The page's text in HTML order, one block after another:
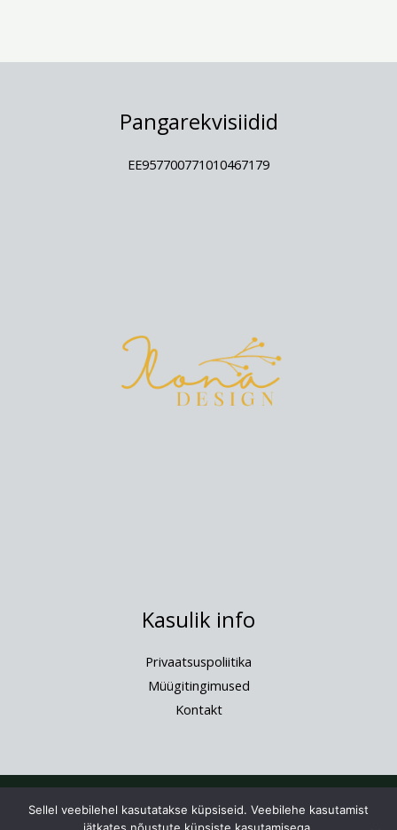
Pangarekvisiidid
EE957700771010467179
Kasulik info
Privaatsuspoliitika
Müügitingimused
Kontakt
Copyright © 2026 IlonaDesign | Powered by IlonaDesign
Sellel veebilehel kasutatakse küpsiseid. Veebilehe kasutamist